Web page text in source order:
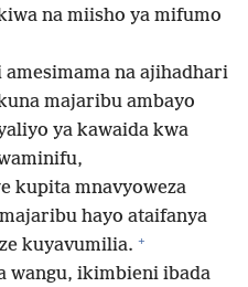
na miisho ya mifumo
na ajihadhari
majaribu ambayo
ya kawaida kwa
kupita mnavyoweza
hayo ataifanya
kuyavumilia. +
wangu, ikimbieni ibada